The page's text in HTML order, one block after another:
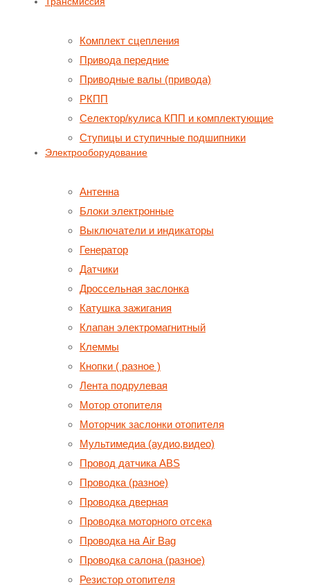
Комплект сцепления
Привода передние
Приводные валы (привода)
РКПП
Селектор/кулиса КПП и комплектующие
Ступицы и ступичные подшипники
Электрооборудование
Антенна
Блоки электронные
Выключатели и индикаторы
Генератор
Датчики
Дроссельная заслонка
Катушка зажигания
Клапан электромагнитный
Клеммы
Кнопки ( разное )
Лента подрулевая
Мотор отопителя
Моторчик заслонки отопителя
Мультимедиа (аудио,видео)
Провод датчика ABS
Проводка (разное)
Проводка дверная
Проводка моторного отсека
Проводка на Air Bag
Проводка салона (разное)
Резистор отопителя